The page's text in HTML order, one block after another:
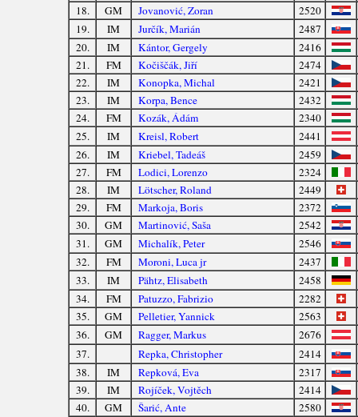
18.
GM Jovanović, Zoran
2520
19.
IM Jurčík, Marián
2487
20.
IM Kántor, Gergely
2416
21.
FM Kočiščák, Jiří
2474
22.
IM Konopka, Michal
2421
23.
IM Korpa, Bence
2432
24.
FM Kozák, Ádám
2340
25.
IM Kreisl, Robert
2441
26.
IM Kriebel, Tadeáš
2459
27.
FM Lodici, Lorenzo
2324
28.
IM Lötscher, Roland
2449
29.
FM Markoja, Boris
2372
30.
GM Martinović, Saša
2542
31.
GM Michalík, Peter
2546
32.
FM Moroni, Luca jr
2437
33.
IM Pähtz, Elisabeth
2458
34.
FM Patuzzo, Fabrizio
2282
35.
GM Pelletier, Yannick
2563
36.
GM Ragger, Markus
2676
37.
Repka, Christopher
2414
38.
IM Repková, Eva
2317
39.
IM Rojíček, Vojtěch
2414
40.
GM Šarić, Ante
2580